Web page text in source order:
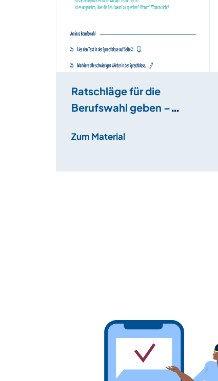
Ratschläge für die
Berufswahl geben –
geben/etwas raten“
Zum Material